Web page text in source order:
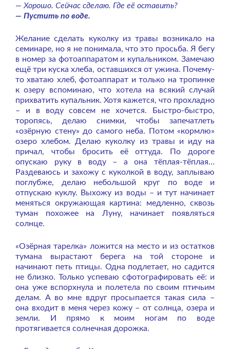
— Хорошо. Сейчас сделаю. Где её оставить?
— Пустить по воде.
Желание сделать куколку из травы возникало на
семинаре, но я не понимала, что это просьба. Я бегу
в номер за фотоаппаратом и купальником. Замечаю
ещё три куска хлеба, оставшихся от ужина. Почему-
то хватаю хлеб, фотоаппарат и только на тропинке
к озеру вспоминаю, что хотела на всякий случай
прихватить купальник. Хотя кажется, что прохладно
– и в воду совсем не хочется. Быстро-быстро,
торопясь, делаю снимки, чтобы запечатлеть
«озёрную стену» до самого неба. Потом «кормлю»
озеро хлебом. Делаю куколку из травы и иду на
причал, чтобы бросить её оттуда. По дороге
опускаю руку в воду – а она тёплая-тёплая…
Раздеваюсь и захожу с куколкой в воду, заплываю
поглубже, делаю небольшой круг по воде и
отпускаю куклу. Выхожу из воды – и тут начинает
меняться окружающая картина: медленно, сквозь
туман похожее на Луну, начинает появляться
солнце.
«Озёрная тарелка» ложится на место и из остатков
тумана вырастают берега на той стороне и
начинают петь птицы. Одна подлетает, но садится
не близко. Только успеваю сфотографировать её: и
она уже вспорхнула и полетела по своим птичьим
делам. А во мне вдруг просыпается такая сила –
она входит в меня через кожу – от солнца, озера и
земли. И прямо к моим ногам по воде
протягивается солнечная дорожка.